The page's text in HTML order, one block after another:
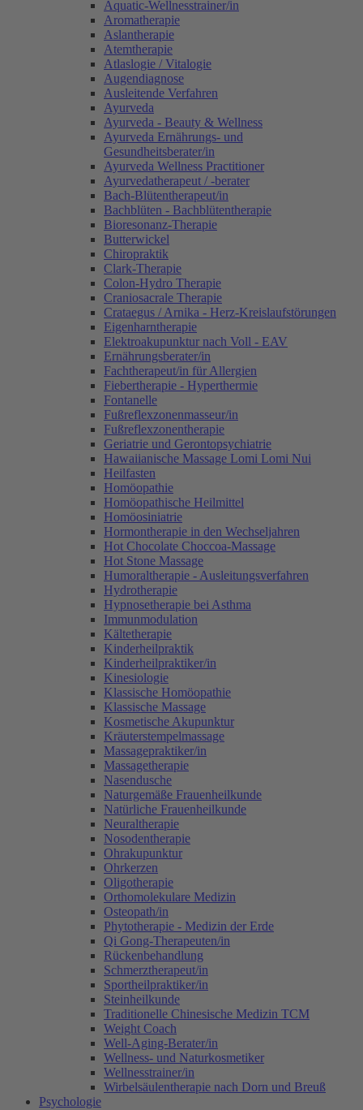
Aquatic-Wellnesstrainer/in
Aromatherapie
Aslantherapie
Atemtherapie
Atlaslogie / Vitalogie
Augendiagnose
Ausleitende Verfahren
Ayurveda
Ayurveda - Beauty & Wellness
Ayurveda Ernährungs- und
Gesundheitsberater/in
Ayurveda Wellness Practitioner
Ayurvedatherapeut / -berater
Bach-Blütentherapeut/in
Bachblüten - Bachblütentherapie
Bioresonanz-Therapie
Butterwickel
Chiropraktik
Clark-Therapie
Colon-Hydro Therapie
Craniosacrale Therapie
Crataegus / Arnika - Herz-Kreislaufstörungen
Eigenharntherapie
Elektroakupunktur nach Voll - EAV
Ernährungsberater/in
Fachtherapeut/in für Allergien
Fiebertherapie - Hyperthermie
Fontanelle
Fußreflexzonenmasseur/in
Fußreflexzonentherapie
Geriatrie und Gerontopsychiatrie
Hawaiianische Massage Lomi Lomi Nui
Heilfasten
Homöopathie
Homöopathische Heilmittel
Homöosiniatrie
Hormontherapie in den Wechseljahren
Hot Chocolate Choccoa-Massage
Hot Stone Massage
Humoraltherapie - Ausleitungsverfahren
Hydrotherapie
Hypnosetherapie bei Asthma
Immunmodulation
Kältetherapie
Kinderheilpraktik
Kinderheilpraktiker/in
Kinesiologie
Klassische Homöopathie
Klassische Massage
Kosmetische Akupunktur
Kräuterstempelmassage
Massagepraktiker/in
Massagetherapie
Nasendusche
Naturgemäße Frauenheilkunde
Natürliche Frauenheilkunde
Neuraltherapie
Nosodentherapie
Ohrakupunktur
Ohrkerzen
Oligotherapie
Orthomolekulare Medizin
Osteopath/in
Phytotherapie - Medizin der Erde
Qi Gong-Therapeuten/in
Rückenbehandlung
Schmerztherapeut/in
Sportheilpraktiker/in
Steinheilkunde
Traditionelle Chinesische Medizin TCM
Weight Coach
Well-Aging-Berater/in
Wellness- und Naturkosmetiker
Wellnesstrainer/in
Wirbelsäulentherapie nach Dorn und Breuß
Psychologie